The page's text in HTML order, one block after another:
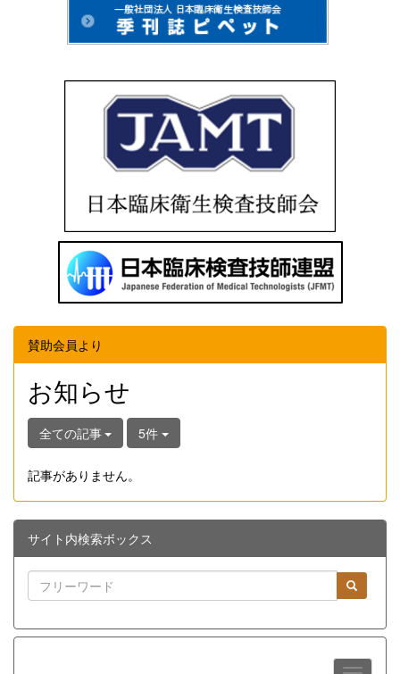
賛助会員より
お知らせ
全ての記事 5件
記事がありません。
サイト内検索ボックス